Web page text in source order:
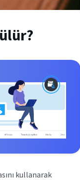
kullanarak